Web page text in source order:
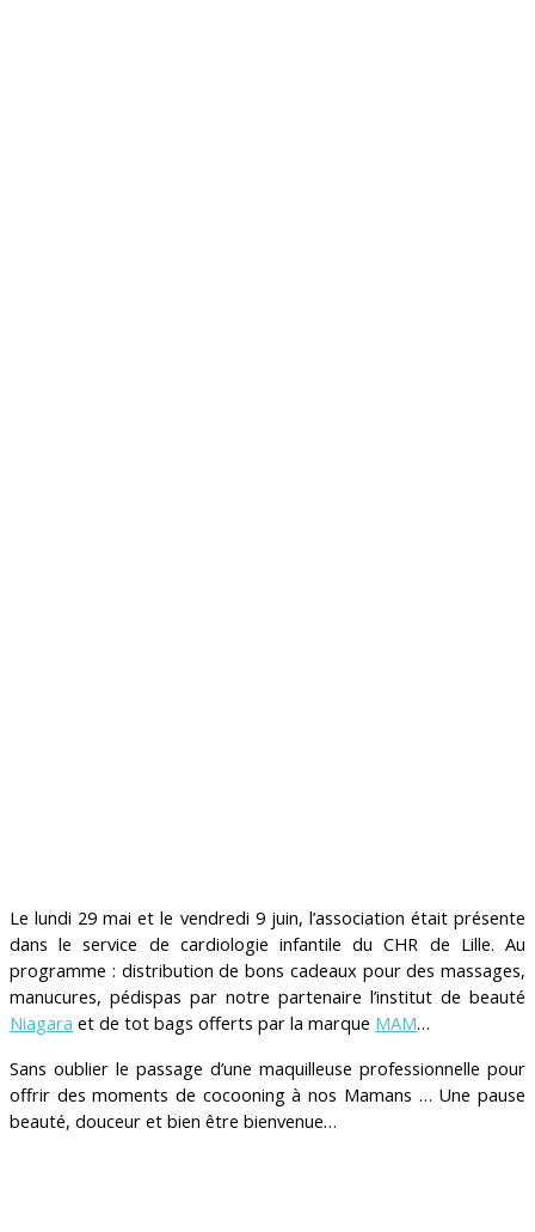
Le lundi 29 mai et le vendredi 9 juin, l’association était présente
dans le service de cardiologie infantile du CHR de Lille. Au
programme : distribution de bons cadeaux pour des massages,
manucures, pédispas par notre partenaire l’institut de beauté
Niagara et de tot bags offerts par la marque MAM…
Sans oublier le passage d’une maquilleuse professionnelle pour
offrir des moments de cocooning à nos Mamans … Une pause
beauté, douceur et bien être bienvenue…